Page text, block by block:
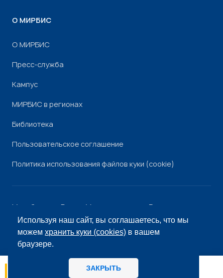
Используя наш сайт, вы соглашаетесь, что мы
можемхранить куки (cookies) в вашем
браузере.
ЗАКРЫТЬ
О МИРБИС
О МИРБИС
Пресс-служба
Кампус
МИРБИС в регионах
Библиотека
Пользовательское соглашение
Политика использования файлов куки (cookie)
Минобрнауки России Минпросвещения России
РоскомнадзорРособрнадзор
© «МИРБИС», 2026